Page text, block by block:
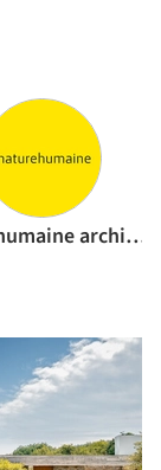
naturehumaine architecture